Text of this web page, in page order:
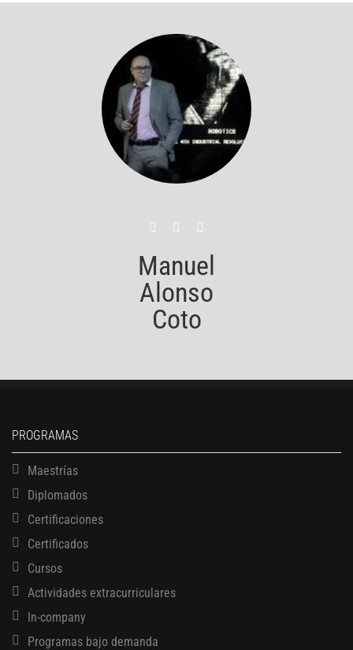
Manuel
Alonso
Coto
PROGRAMAS
Maestrías
Diplomados
Certificaciones
Certificados
Cursos
Actividades extracurriculares
In-company
Programas bajo demanda